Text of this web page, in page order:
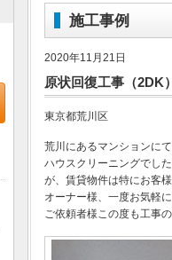
施工事例
2020年11月21日
原状回復工事（2DK
東京都荒川区
荒川にあるマンションに
ハウスクリーニングでし
が、賃貸物件は特にお客
オーナー様、一度お気軽
ご依頼者様この度も工事